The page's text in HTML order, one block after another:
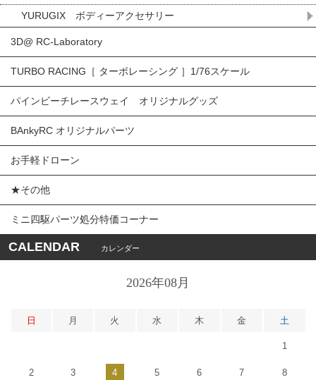
YURUGIX ボディーアクセサリー
3D@ RC-Laboratory
TURBO RACING［ ターボレーシング ］1/76スケール
パインビーチレースウェイ オリジナルグッズ
BAnkyRC オリジナルパーツ
お手軽ドローン
★その他
ミニ四駆パーツ処分特価コーナー
CALENDAR カレンダー
2026年08月
日 月 火 水 木 金 土
1
2 3 4 5 6 7 8